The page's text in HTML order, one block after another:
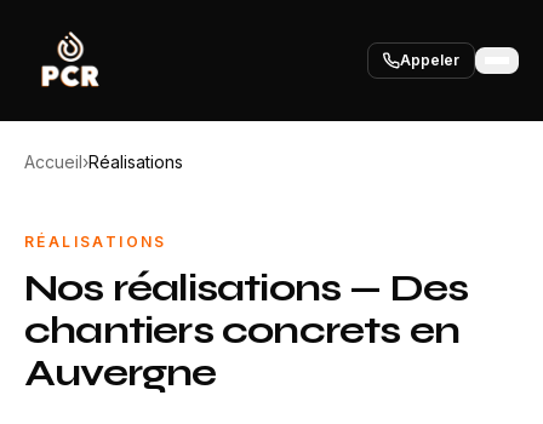
Appeler
Accueil›Réalisations
RÉALISATIONS
Nos réalisations — Des
chantiers concrets en
Auvergne